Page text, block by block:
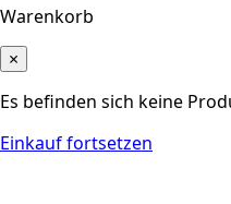
Warenkorb
×
Es befinden sich keine
Einkauf fortsetzen